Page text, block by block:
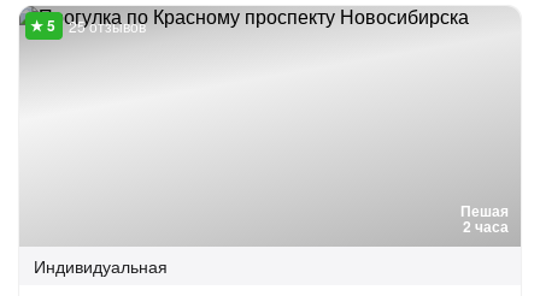
Пешая
2 часа
25 отзывов
Индивидуальная